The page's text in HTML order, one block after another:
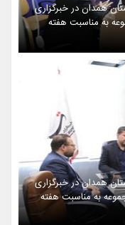
همدان در خبرگزاری
به مناسبت هفته
همدان در خبرگزاری
به مناسبت هفته